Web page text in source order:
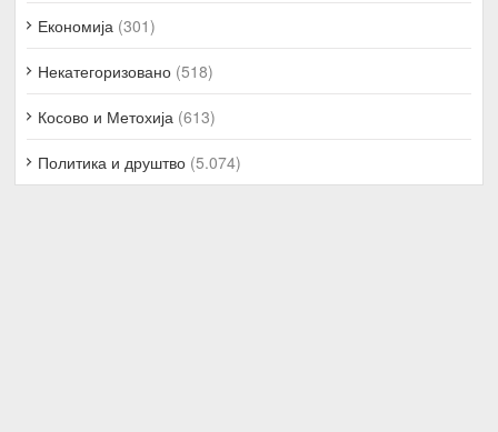
Економија (301)
Некатегоризовано (518)
Косово и Метохија (613)
Политика и друштво (5.074)